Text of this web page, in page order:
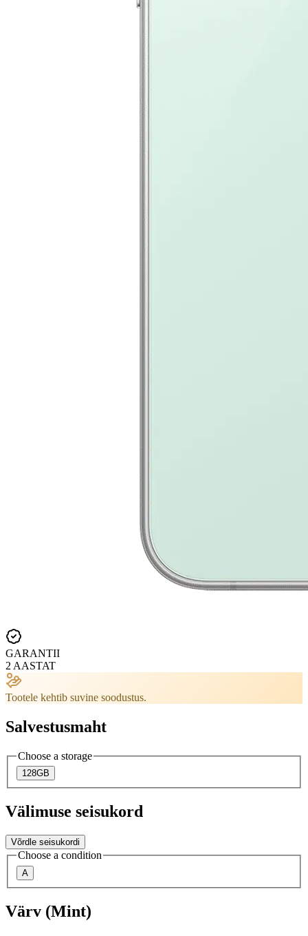
GARANTII
2 AASTAT
Tootele kehtib suvine soodustus.
Salvestusmaht
Choose a storage
128GB
Välimuse seisukord
Võrdle seisukordi
Choose a condition
A
Värv (Mint)